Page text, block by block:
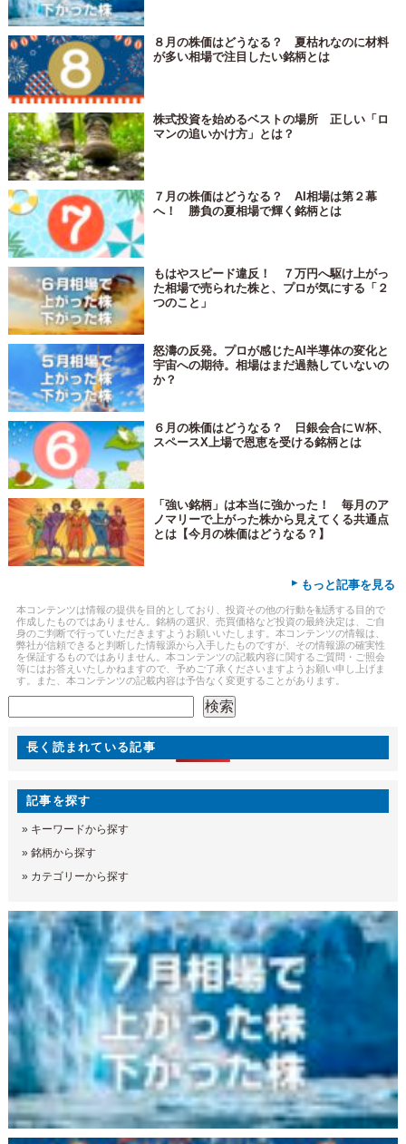
８月の株価はどうなる？ 夏枯れなのに材料
が多い相場で注目したい銘柄とは
株式投資を始めるベストの場所 正しい「ロ
マンの追いかけ方」とは？
７月の株価はどうなる？ AI相場は第２幕
へ！ 勝負の夏相場で輝く銘柄とは
もはやスピード違反！ ７万円へ駆け上がっ
た相場で売られた株と、プロが気にする「２
つのこと」
怒濤の反発。プロが感じたAI半導体の変化と
宇宙への期待。相場はまだ過熱していないの
か？
６月の株価はどうなる？ 日銀会合にＷ杯、
スペースX上場で恩恵を受ける銘柄とは
「強い銘柄」は本当に強かった！ 毎月のア
ノマリーで上がった株から見えてくる共通点
とは【今月の株価はどうなる？】
▸ もっと記事を見る
本コンテンツは情報の提供を目的としており、投資その他の行動を勧誘する目的で
作成したものではありません。銘柄の選択、売買価格など投資の最終決定は、ご自
身のご判断で行っていただきますようお願いいたします。本コンテンツの情報は、
弊社が信頼できると判断した情報源から入手したものですが、その情報源の確実性
を保証するものではありません。本コンテンツの記載内容に関するご質問・ご照会
等にはお答えいたしかねますので、予めご了承くださいますようお願い申し上げま
す。また、本コンテンツの記載内容は予告なく変更することがあります。
検索
長く読まれている記事
記事を探す
» キーワードから探す
» 銘柄から探す
» カテゴリーから探す